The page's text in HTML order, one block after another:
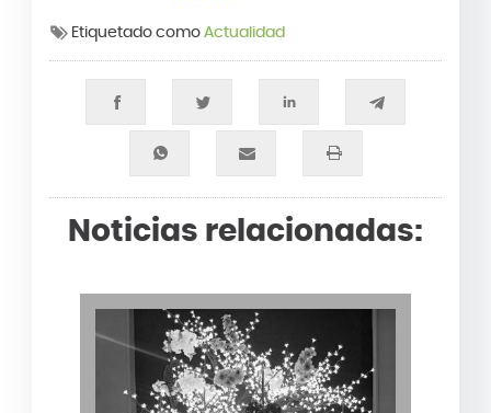
Etiquetado como Actualidad
Noticias relacionadas: